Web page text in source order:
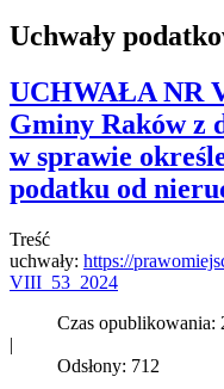
Uchwały
UCHWAŁA NR
Gminy Raków z
w sprawie
podatku od
Treść
uchwały: https://
VIII_53_2024
Czas opublikowania:
|
Odsłony: 712